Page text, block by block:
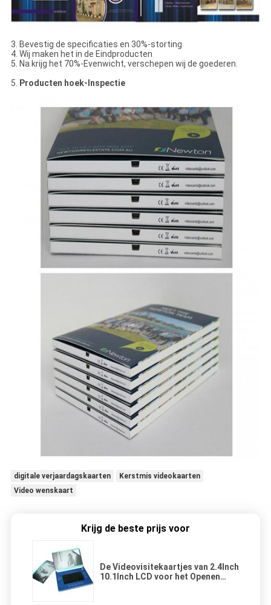
3. Bevestig de specificaties en 30%-storting
4. Wij maken het in de Eindproducten
5. Na krijg het 70%-Evenwicht, verschepen wij de goederen.
5. Producten hoek-Inspectie
digitale verjaardagskaarten
Kerstmis videokaarten
Video wenskaart
Krijg de beste prijs voor
De Videovisitekaartjes van 2.4Inch
10.1Inch LCD voor het Openen